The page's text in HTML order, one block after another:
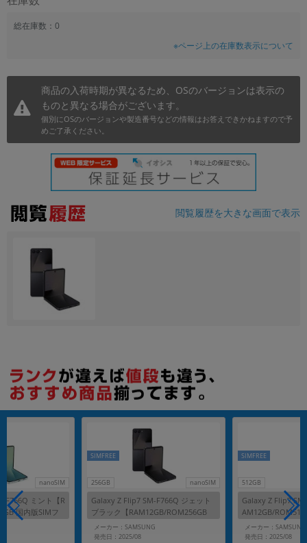
総在庫数：0
※ページ上の在庫数表示について
商品の入荷時期が異なるため、OSのバージョンは表示の
ものと異なる場合がございます。
個別にOSのバージョンや製造番号などの情報はお答えできかねますので予
めご了承ください。
閲覧履歴を大きな画面で表示
nanoSIM
F766Q ミント【R
国内版SIMフ
256GB nanoSIM
SIMFREE
Galaxy Z Flip7 SM-F766Q ジェット
ブラック【RAM12GB/ROM256GB
国内版SIMフリー】
メーカー：SAMSUNG
発売日：2025/08
512GB
SIMFREE
Galaxy Z Flip7
AM12GB/
リー】
メーカー：SAMSUNG
発売日：2025/08
円 ～ 円
ただし機能別のみ「and検索」となります。